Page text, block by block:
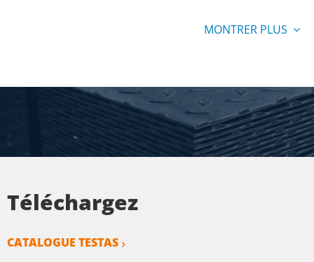
MONTRER PLUS
Téléchargez
CATALOGUE TESTAS